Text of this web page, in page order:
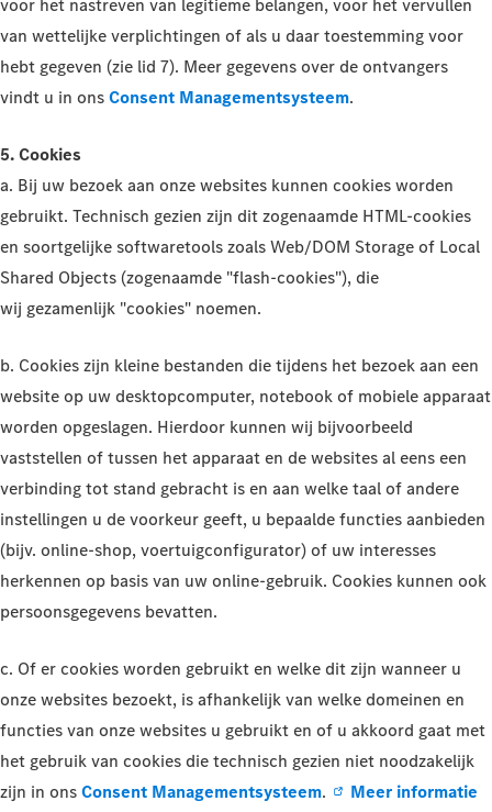
voor het nastreven van legitieme belangen, voor het vervullen
van wettelijke verplichtingen of als u daar toestemming voor
hebt gegeven (zie lid 7). Meer gegevens over de ontvangers
vindt u in onsConsent Managementsysteem.
5. Cookies
a. Bij uw bezoek aan onze websites kunnen cookies worden
gebruikt. Technisch gezien zijn dit zogenaamde HTML-cookies
en soortgelijke softwaretools zoals Web/DOM Storage of Local
Shared Objects (zogenaamde "flash-cookies"), die
wij gezamenlijk "cookies" noemen.
b. Cookies zijn kleine bestanden die tijdens het bezoek aan een
website op uw desktopcomputer, notebook of mobiele apparaat
worden opgeslagen. Hierdoor kunnen wij bijvoorbeeld
vaststellen of tussen het apparaat en de websites al eens een
verbinding tot stand gebracht is en aan welke taal of andere
instellingen u de voorkeur geeft, u bepaalde functies aanbieden
(bijv. online-shop, voertuigconfigurator) of uw interesses
herkennen op basis van uw online-gebruik. Cookies kunnen ook
persoonsgegevens bevatten.
c. Of er cookies worden gebruikt en welke dit zijn wanneer u
onze websites bezoekt, is afhankelijk van welke domeinen en
functies van onze websites u gebruikt en of u akkoord gaat met
het gebruik van cookies die technisch gezien niet noodzakelijk
zijn in onsConsent Managementsysteem.
Meer informatie